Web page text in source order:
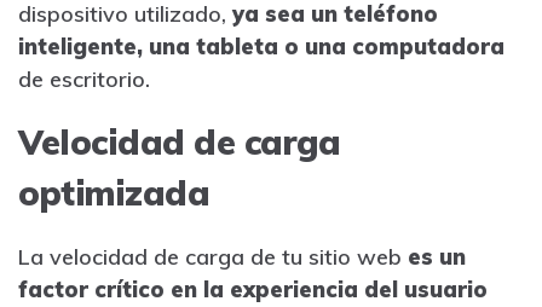
dispositivo utilizado,ya sea un teléfono
inteligente, una tableta o una computadora
de escritorio.
Velocidad de carga
optimizada
La velocidad de carga de tu sitio web es un
factor crítico en la experiencia del usuario